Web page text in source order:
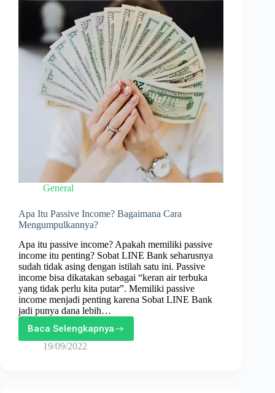
General
Apa Itu Passive Income? Bagaimana Cara
Mengumpulkannya?
Apa itu passive income? Apakah memiliki passive
income itu penting? Sobat LINE Bank seharusnya
sudah tidak asing dengan istilah satu ini. Passive
income bisa dikatakan sebagai “keran air terbuka
yang tidak perlu kita putar”. Memiliki passive
income menjadi penting karena Sobat LINE Bank
jadi punya dana lebih…
Baca Selengkapnya
Apa
Itu
19/09/2022